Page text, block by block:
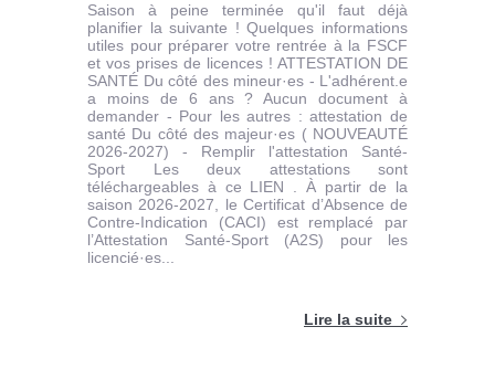
Saison à peine terminée qu'il faut déjà
planifier la suivante ! Quelques informations
utiles pour préparer votre rentrée à la FSCF
et vos prises de licences ! ATTESTATION DE
SANTÉ Du côté des mineur·es - L'adhérent.e
a moins de 6 ans ? Aucun document à
demander - Pour les autres : attestation de
santé Du côté des majeur·es ( NOUVEAUTÉ
2026-2027) - Remplir l'attestation Santé-
Sport Les deux attestations sont
téléchargeables à ce LIEN . À partir de la
saison 2026-2027, le Certificat d’Absence de
Contre-Indication (CACI) est remplacé par
l’Attestation Santé-Sport (A2S) pour les
licencié·es...
Lire la suite